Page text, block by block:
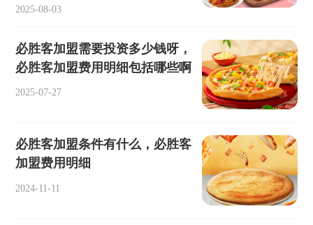
2025-08-03
必胜客加盟需要投资多少钱呀，
必胜客加盟费用明细包括哪些啊
2025-07-27
必胜客加盟条件有什么，必胜客
加盟费用明细
2024-11-11